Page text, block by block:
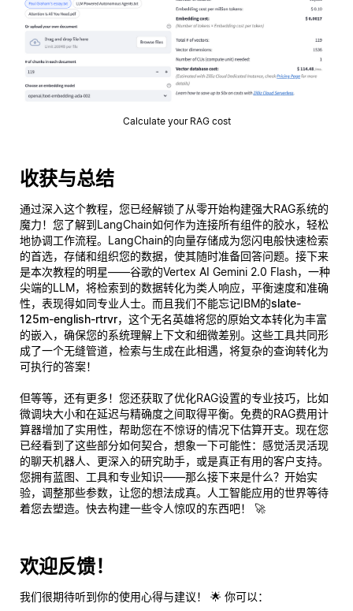
Calculate your RAG cost
收获与总结
通过深入这个教程，您已经解锁了从零开始构建强大RAG系统的
魔力！您了解到LangChain如何作为连接所有组件的胶水，轻松
地协调工作流程。LangChain的向量存储成为您闪电般快速检索
的首选，存储和组织您的数据，使其随时准备回答问题。接下来
是本次教程的明星——谷歌的Vertex AI Gemini 2.0 Flash，一种
尖端的LLM，将检索到的数据转化为类人响应，平衡速度和准确
性，表现得如同专业人士。而且我们不能忘记IBM的slate-
125m-english-rtrvr，这个无名英雄将您的原始文本转化为丰富
的嵌入，确保您的系统理解上下文和细微差别。这些工具共同形
成了一个无缝管道，检索与生成在此相遇，将复杂的查询转化为
可执行的答案！
但等等，还有更多！您还获取了优化RAG设置的专业技巧，比如
微调块大小和在延迟与精确度之间取得平衡。免费的RAG费用计
算器增加了实用性，帮助您在不惊讶的情况下估算开支。现在您
已经看到了这些部分如何契合，想象一下可能性：感觉活灵活现
的聊天机器人、更深入的研究助手，或是真正有用的客户支持。
您拥有蓝图、工具和专业知识——那么接下来是什么？开始实
验，调整那些参数，让您的想法成真。人工智能应用的世界等待
着您去塑造。快去构建一些令人惊叹的东西吧！ 🚀
欢迎反馈！
我们很期待听到你的使用心得与建议！ 🌟 你可以：